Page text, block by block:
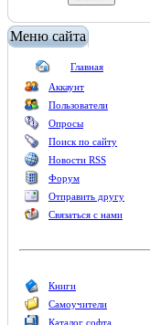
Меню сайта
Главная
Аккаунт
Пользователи
Опросы
Поиск по сайту
Новости RSS
Форум
Отправить другу
Связаться с нами
Книги
Самоучители
Каталог софта